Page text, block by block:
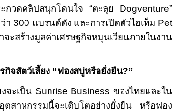
กวดคลิปสนุกโดนใจ “ตะลุย Dogventure”
300 แบรนด์ดัง และการเปิดตัวไอเท็ม Pet
ะสร้างมูลค่าเศรษฐกิจหมุนเวียนภายในงาน
จสัตว์เลี้ยง “ฟองสบู่หรือยั่งยืน?”
ะเป็น Sunrise Businessของไทยและใน
ตสาหกรรมนี้จะเติบโตอย่างยั่งยืน หรือฟอง